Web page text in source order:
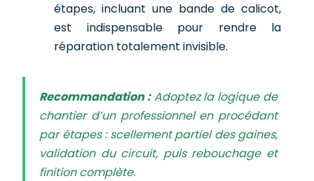
étapes, incluant une bande de calicot,
est indispensable pour rendre la
réparation totalement invisible.
Recommandation :Adoptez la logique de
chantier d’un professionnel en procédant
par étapes : scellement partiel des gaines,
validation du circuit, puis rebouchage et
finition complète.